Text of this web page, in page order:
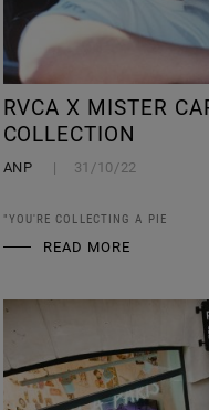
RVCA X MISTER
COLLECTION
ANP 31/10/22
"YOU'RE COLLECTING A PIE
READ MORE